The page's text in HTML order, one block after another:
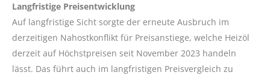
Langfristige Preisentwicklung
Auf langfristige Sicht sorgte der erneute Ausbruch im
derzeitigen Nahostkonflikt für Preisanstiege, welche Heizöl
derzeit auf Höchstpreisen seit November 2023 handeln
lässt. Das führt auch im langfristigen Preisvergleich zu